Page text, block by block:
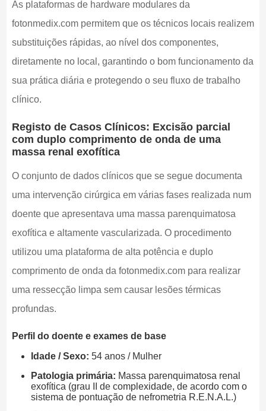
As plataformas de hardware modulares da
fotonmedix.com permitem que os técnicos locais realizem
substituições rápidas, ao nível dos componentes,
diretamente no local, garantindo o bom funcionamento da
sua prática diária e protegendo o seu fluxo de trabalho
clínico.
Registo de Casos Clínicos: Excisão parcial
com duplo comprimento de onda de uma
massa renal exofítica
O conjunto de dados clínicos que se segue documenta
uma intervenção cirúrgica em várias fases realizada num
doente que apresentava uma massa parenquimatosa
exofítica e altamente vascularizada. O procedimento
utilizou uma plataforma de alta potência e duplo
comprimento de onda da fotonmedix.com para realizar
uma ressecção limpa sem causar lesões térmicas
profundas.
Perfil do doente e exames de base
Idade / Sexo: 54 anos / Mulher
Patologia primária: Massa parenquimatosa renal
exofítica (grau II de complexidade, de acordo com o
sistema de pontuação de nefrometria R.E.N.A.L.)